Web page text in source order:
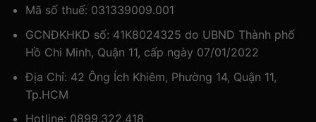
Mã số thuế: 031339009.001
GCNĐKHKD số: 41K8024325 do UBND Thành phố
Hồ Chi Minh, Quận 11, cấp ngày 07/01/2022
Địa Chỉ: 42 Ông Ích Khiêm, Phường 14, Quận 11,
Tp.HCM
Hotline: 0899.322.418